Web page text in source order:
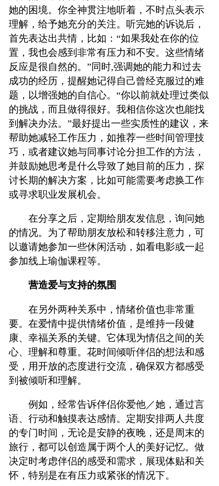
她的困境。你全神贯注地听着，不时点头表示
理解，给予她充分的关注。听完她的诉说后，
首先表达出共情，比如：“如果我处在你的位
置，我也会感到非常有压力和不安。这些情绪
反应是很自然的。”同时,强调她的能力和过去
成功的经历，提醒她记得自己曾经克服过的难
题，以增强她的自信心。“你以前就处理过类似
的挑战，而且做得很好。我相信你这次也能找
到解决办法。”最好提出一些实质性的建议，来
帮助她减轻工作压力，如推荐一些时间管理技
巧，或者建议她与同事讨论分担工作的方法，
并鼓励她思考是什么导致了她目前的压力，探
讨长期的解决方案，比如可能需要考虑换工作
或寻求职业发展机会。
在分享之后，定期给朋友发信息，询问她
的情况。为了帮助朋友放松和转移注意力，可
以邀请她参加一些休闲活动，如看电影或一起
参加线上瑜伽课程等。
营造爱与支持的氛围
在另外两种关系中，情绪价值也非常重
要。在爱情中提供情绪价值，是维持一段健
康、幸福关系的关键。它体现为情侣之间的关
心、理解和尊重。花时间倾听伴侣的想法和感
受，用开放的态度进行交流，确保双方都感受
到被倾听和理解。
例如，经常告诉伴侣你爱他／她，通过言
语、行动和触摸表达感情。定期安排两人共度
的专门时间，无论是安静的夜晚，还是周末的
旅行，都可以创造属于两个人的美好记忆。做
决定时考虑伴侣的感受和需求，展现体贴和关
怀，特别是在有压力或紧张的情况下。